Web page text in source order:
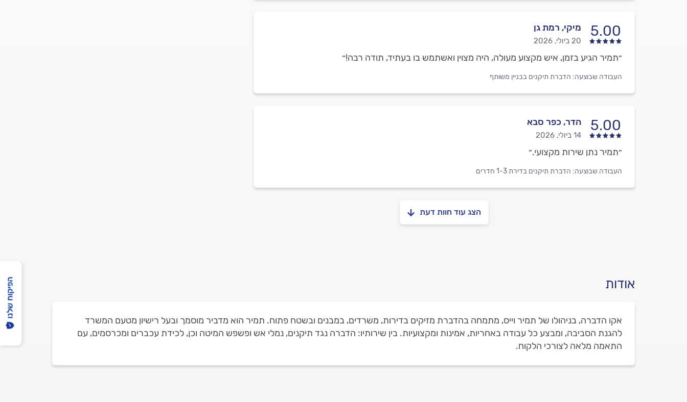
5.00 מיקי, רמת גן
20 ביולי, 2026
״תמיר הגיע בזמן, איש מקצוע מעולה, היה מצוין ואשתמש בו בעתיד, תודה רבה!״
העבודה שבוצעה: הדברת תיקנים בבניין משותף
5.00 הדר, כפר סבא
14 ביולי, 2026
״תמיר נתן שירות מקצועי.״
העבודה שבוצעה: הדברת תיקנים בדירת 1-3 חדרים
הצג עוד חוות דעת
אודות
אקו הדברה, בניהולו של תמיר וייס, מתמחה בהדברת מזיקים בדירות, משרדים, במבנים ובשטח פתוח. תמיר הוא מדביר מוסמך ובעל רישיון מטעם המשרד
להגנת הסביבה, ומבצע כל עבודה באחריות, אמינות ומקצועיות. בין שירותיו: הדברה נגד תיקנים, נמלי אש ופשפש המיטה וכן, לכידת עכברים ומכרסמים, עם
התאמה מלאה לצורכי הלקוח.
הפיקוח שלנו